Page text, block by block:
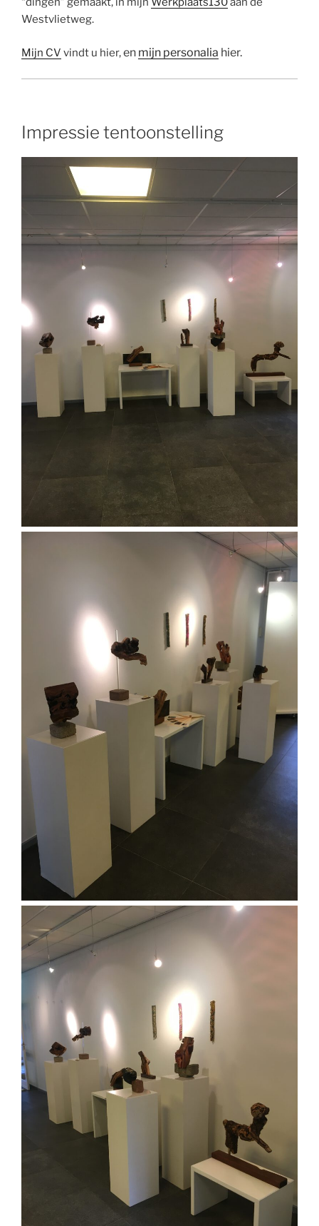
Westvlietweg.
Mijn CV vindt u hier,en mijn personalia hier.
Impressie tentoonstelling